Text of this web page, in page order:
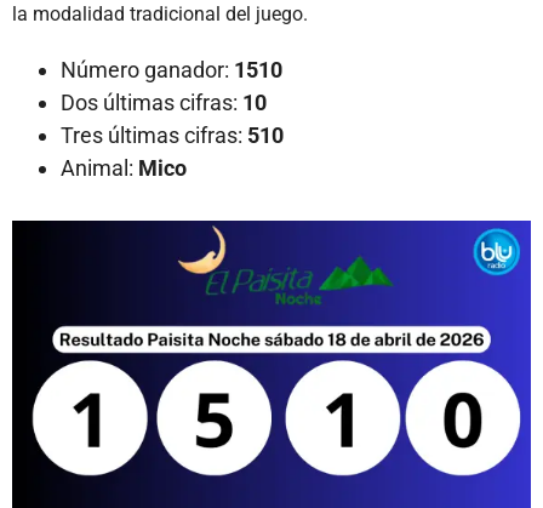
la modalidad tradicional del juego.
Número ganador: 1510
Dos últimas cifras: 10
Tres últimas cifras: 510
Animal: Mico